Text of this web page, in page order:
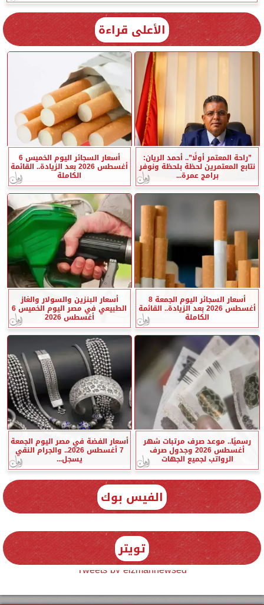
الأعلى قراءة
”راحة المعتمر أولًا”.. أحمد الريان:
نتابع المعتمرين لحظة بلحظة ونوفر
برامج عمرة...
أسعار السجائر اليوم الخميس 6
أغسطس 2026 بعد الزيادة.. القائمة
الكاملة
أسعار السجائر اليوم الجمعة 8
أغسطس 2026 بعد الزيادة.. القائمة
الكاملة
أسعار البنزين والسولار والغاز
الطبيعي في مصر اليوم الخميس 6
أغسطس 2026
رسميًا.. موعد صرف مرتبات شهر
أغسطس 2026 وجدول صرف
الرواتب لجميع الجهات
أسعار الفضة في مصر اليوم الجمعة
7 أغسطس 2026.. والجرام النقي
يسجل...
الفيس بوك
تويتر
Tweets by elzmannewseg